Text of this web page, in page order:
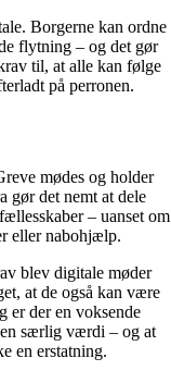
Borgerne kan ordne
flytning – og det gør
til, at alle kan følge
på perronen.
mødes og holder
gør det nemt at dele
– uanset om
eller nabohjælp.
blev digitale møder
at de også kan være
er der en voksende
en særlig værdi – og at
en erstatning.